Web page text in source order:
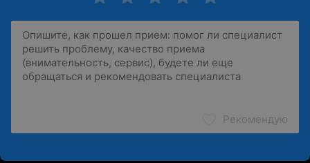
Рекомендую